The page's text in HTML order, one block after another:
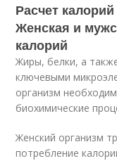
Расчет
Женская и
калорий
Жиры, белки, а
ключевыми
организм
биохимические
Женский организм
потребление